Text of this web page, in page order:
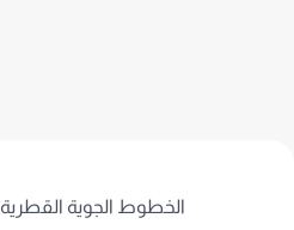
الخطوط الجوية القطرية